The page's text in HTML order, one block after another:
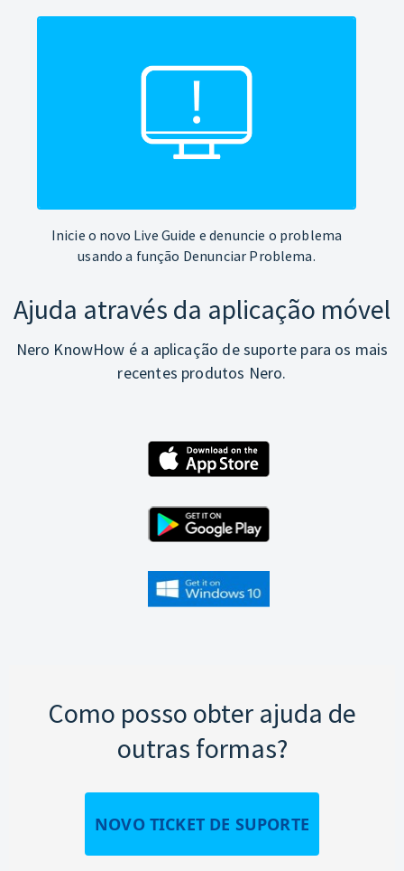
Inicie o novo Live Guide e denuncie o problema
usando a função Denunciar Problema.
Ajuda através da aplicação móvel
Nero KnowHow é a aplicação de suporte para os mais
recentes produtos Nero.
Como posso obter ajuda de
outras formas?
NOVO TICKET DE SUPORTE